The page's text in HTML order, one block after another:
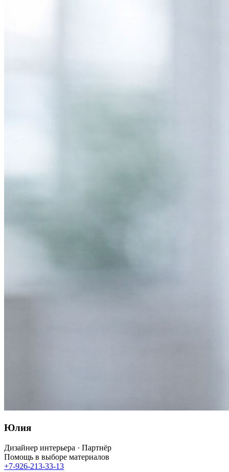
Юлия
Дизайнер интерьера · Партнёр
Помощь в выборе материалов
+7-926-213-33-13